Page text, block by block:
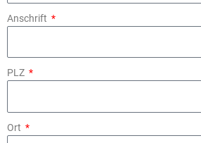
Anschrift
PLZ
Ort